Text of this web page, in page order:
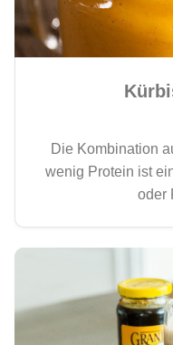
Die Kombination
wenig Protein ist
oder